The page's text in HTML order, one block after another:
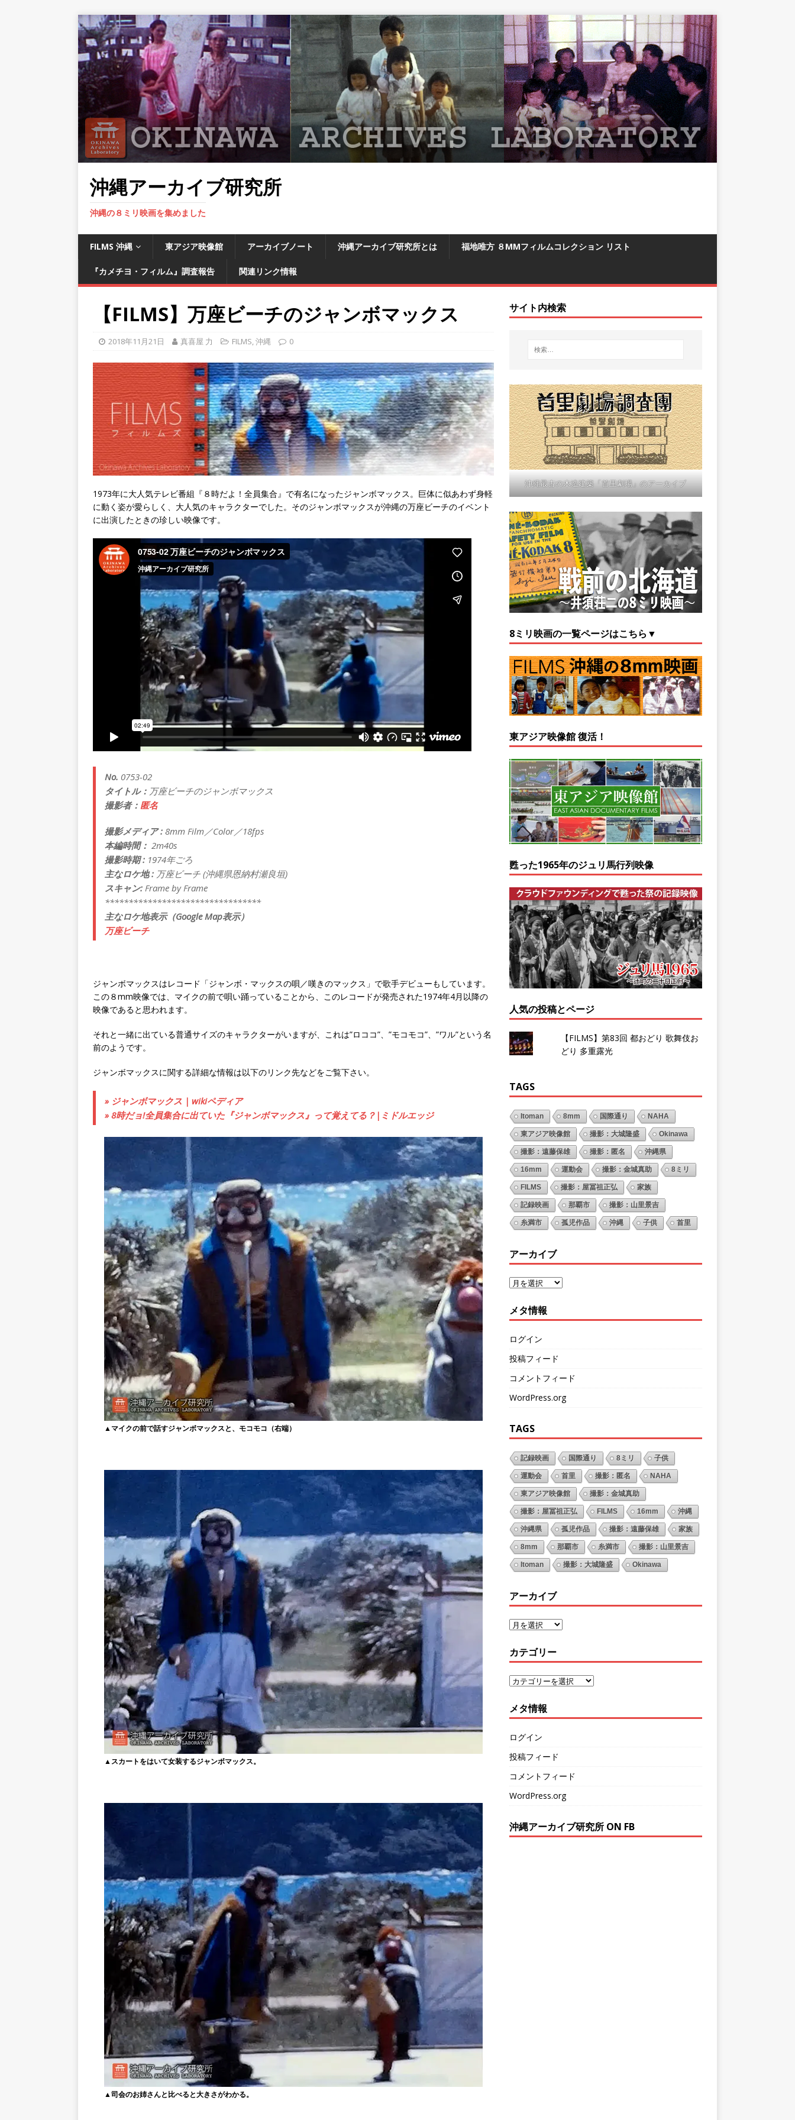
沖縄アーカイブ研究所
沖縄の８ミリ映画を集めました
FILMS 沖縄 東アジア映像館 アーカイブノート 沖縄アーカイブ研究所とは 福地唯方 ８MMフィルムコレクション リスト
『カメチヨ・フィルム』調査報告 関連リンク情報
【FILMS】万座ビーチのジャンボマックス
2018年11月21日 真喜屋 力 FILMS,沖縄 0
1973年に大人気テレビ番組『８時だよ！全員集合』で有名になったジャンボマックス。巨体に似あわず身軽
に動く姿が愛らしく、大人気のキャラクターでした。そのジャンボマックスが沖縄の万座ビーチのイベント
に出演したときの珍しい映像です。
No. 0753-02
タイトル： 万座ビーチのジャンボマックス
撮影者： 匿名
撮影メディア : 8mm Film／Color／18fps
本編時間： 2m40s
撮影時期 : 1974年ごろ
主なロケ地 : 万座ビーチ (沖縄県恩納村瀬良垣)
スキャン: Frame by Frame
*********************************
主なロケ地表示（Google Map表示）
万座ビーチ
ジャンボマックスはレコード「ジャンボ・マックスの唄／嘆きのマックス」で歌手デビューもしています。
この８mm映像では、マイクの前で唄い踊っていることから、このレコードが発売された1974年4月以降の
映像であると思われます。
それと一緒に出ている普通サイズのキャラクターがいますが、これは”ロココ”、”モコモコ”、”ワル”という名
前のようです。
ジャンボマックスに関する詳細な情報は以下のリンク先などをご覧下さい。
» ジャンボマックス | wikiペディア
» 8時だョ!全員集合に出ていた『ジャンボマックス』って覚えてる？|ミドルエッジ
▲マイクの前で話すジャンボマックスと、モコモコ（右端）
▲スカートをはいて女装するジャンボマックス。
▲司会のお姉さんと比べると大きさがわかる。
サイト内検索
沖縄最古の木造建築「首里劇場」のアーカイブ
8ミリ映画の一覧ページはこちら▼
東アジア映像館 復活！
甦った1965年のジュリ馬行列映像
人気の投稿とページ
【FILMS】第83回 都おどり 歌舞伎お
どり 多重露光
TAGS
Itoman 8mm 国際通り NAHA
東アジア映像館 撮影：大城隆盛 Okinawa
撮影：遠藤保雄 撮影：匿名 沖縄県
16mm 運動会 撮影：金城真助 8ミリ
FILMS 撮影：屋冨祖正弘 家族
記録映画 那覇市 撮影：山里景吉
糸満市 孤児作品 沖縄 子供 首里
アーカイブ
メタ情報
ログイン
投稿フィード
コメントフィード
WordPress.org
TAGS
記録映画 国際通り 8ミリ 子供
運動会 首里 撮影：匿名 NAHA
東アジア映像館 撮影：金城真助
撮影：屋冨祖正弘 FILMS 16mm 沖縄
沖縄県 孤児作品 撮影：遠藤保雄 家族
8mm 那覇市 糸満市 撮影：山里景吉
Itoman 撮影：大城隆盛 Okinawa
アーカイブ
カテゴリー
メタ情報
ログイン
投稿フィード
コメントフィード
WordPress.org
沖縄アーカイブ研究所 ON FB